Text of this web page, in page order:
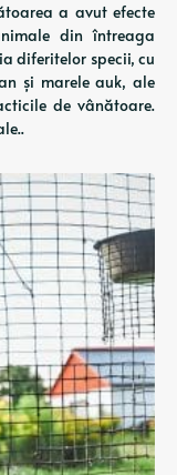
a avut efecte
din întreaga
diferitelor specii, cu
și marele auk, ale
de vânătoare.